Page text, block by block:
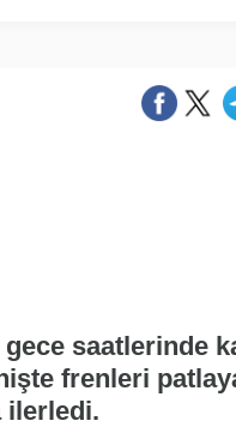
gece saatlerinde
frenleri
ilerledi.